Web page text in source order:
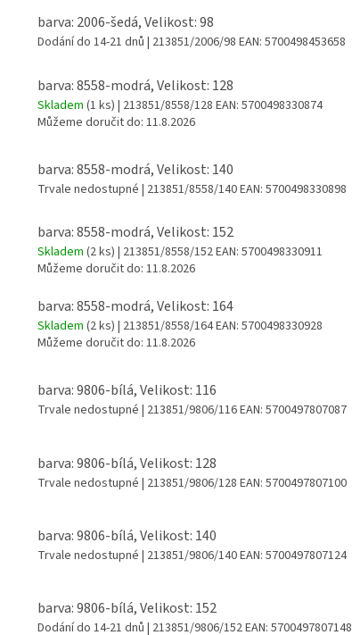
barva: 2006-šedá, Velikost: 98
Dodání do 14-21 dnů | 213851/2006/98 EAN: 5700498453658
barva: 8558-modrá, Velikost: 128
Skladem (1 ks) | 213851/8558/128 EAN: 5700498330874
Můžeme doručit do: 11.8.2026
barva: 8558-modrá, Velikost: 140
Trvale nedostupné | 213851/8558/140EAN: 5700498330898
barva: 8558-modrá, Velikost: 152
Skladem (2 ks) | 213851/8558/152EAN: 5700498330911
Můžeme doručit do: 11.8.2026
barva: 8558-modrá, Velikost: 164
Skladem (2 ks) | 213851/8558/164EAN: 5700498330928
Můžeme doručit do: 11.8.2026
barva: 9806-bílá, Velikost: 116
Trvale nedostupné | 213851/9806/116EAN: 5700497807087
barva: 9806-bílá, Velikost: 128
Trvale nedostupné | 213851/9806/128 EAN: 5700497807100
barva: 9806-bílá, Velikost: 140
Trvale nedostupné | 213851/9806/140EAN: 5700497807124
barva: 9806-bílá, Velikost: 152
Dodání do 14-21 dnů | 213851/9806/152EAN: 5700497807148